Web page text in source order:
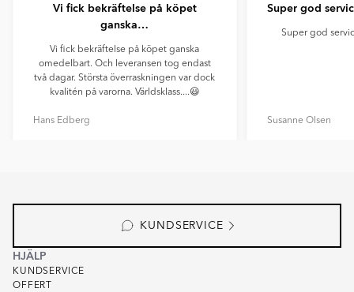
Hans Edberg
Vi fick bekräftelse på köpet
ganska…
Vi fick bekräftelse på köpet ganska
omedelbart. Och leveransen tog endast
två dagar. Största överraskningen var dock
kvalitén på varorna. Världsklass....😃
Susanne Olsen
Super god
Super god
KUNDSERVICE
HJÄLP
KUNDSERVICE
OFFERT